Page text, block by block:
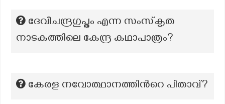
ദേവീചന്ദ്രഗുപ്തം എന്ന സംസ്‌കൃത
നാടകത്തിലെ കേന്ദ്ര കഥാപാത്രം?
കേരള നവോത്ഥാനത്തിന്‍റെ പിതാവ്?